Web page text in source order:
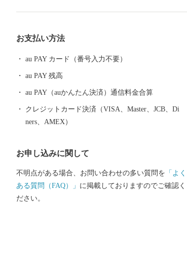
お支払い方法
au PAY カード（番号入力不要）
au PAY 残高
au PAY（auかんたん決済）通信料金合算
クレジットカード決済（VISA、Master、JCB、Di
ners、AMEX）
お申し込みに関して
不明点がある場合、お問い合わせの多い質問を 「よく
ある質問（FAQ）」 に掲載しておりますのでご確認く
ださい。